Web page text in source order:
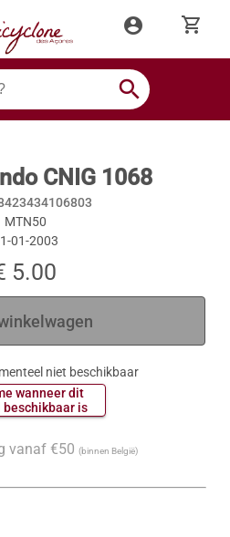
account_circle shopping_cart
search
CNIG 1068
MTN50
01-2003
5.00
niet beschikbaar
wanneer dit
artikel beschikbaar is
vanaf €50 (binnen België)